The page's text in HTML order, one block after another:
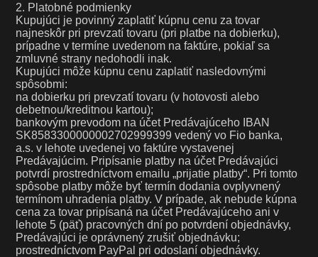
2. Platobné podmienky
Kupujúci je povinný zaplatiť kúpnu cenu za tovar
najneskôr pri prevzatí tovaru (pri platbe na dobierku),
prípadne v termíne uvedenom na faktúre, pokiaľ sa
zmluvné strany nedohodli inak.
Kupujúci môže kúpnu cenu zaplatiť nasledovnými
spôsobmi:
na dobierku pri prevzatí tovaru (v hotovosti alebo
debetnou/kreditnou kartou);
bankovým prevodom na účet Predávajúceho IBAN
SK8583300000002702999399 vedený vo Fio banka,
a.s. v lehote uvedenej vo faktúre vystavenej
Predávajúcim. Pripísanie platby na účet Predávajúci
potvrdí prostredníctvom emailu „prijatie platby“. Pri tomto
spôsobe platby môže byť termín dodania ovplyvnený
termínom uhradenia platby. V prípade, ak nebude kúpna
cena za tovar pripísaná na účet Predávajúceho ani v
lehote 5 (päť) pracovných dní po potvrdení objednávky,
Predávajúci je oprávnený zrušiť objednávku;
prostredníctvom PayPal pri odoslaní objednávky.